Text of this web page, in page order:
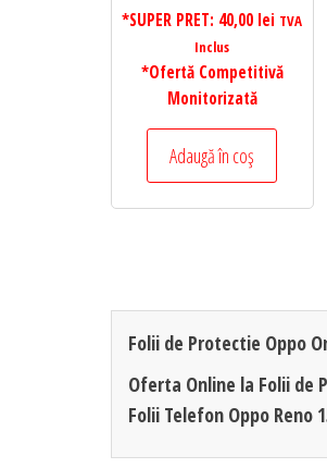
*SUPER PRET: 40,00 lei TVA
Inclus
*Ofertă Competitivă
Monitorizată
Adaugă în coș
Folii de Protectie Oppo
Oferta Online la Folii de
Folii Telefon Oppo Reno